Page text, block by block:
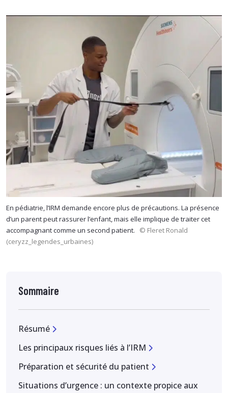
En pédiatrie, l’IRM demande encore plus de précautions. La présence
d’un parent peut rassurer l’enfant, mais elle implique de traiter cet
accompagnant comme un second patient.
© Fleret Ronald
(ceryzz_legendes_urbaines)
Sommaire
Résumé
Les principaux risques liés à l’IRM
Préparation et sécurité du patient
Situations d’urgence : un contexte propice aux